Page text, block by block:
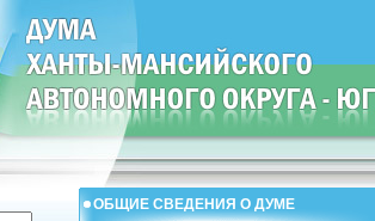
ОБЩИЕ СВЕДЕНИЯ О ДУМЕ